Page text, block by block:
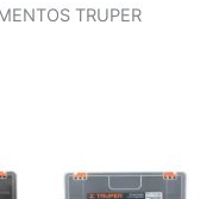
TRUPER